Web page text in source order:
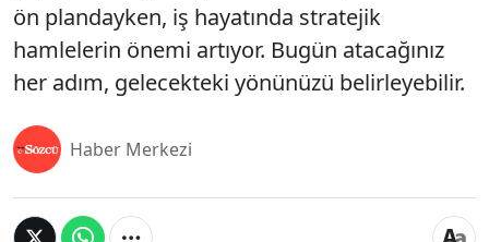
ön plandayken, iş hayatında stratejik
hamlelerin önemi artıyor. Bugün atacağınız
her adım, gelecekteki yönünüzü belirleyebilir.
Haber Merkezi